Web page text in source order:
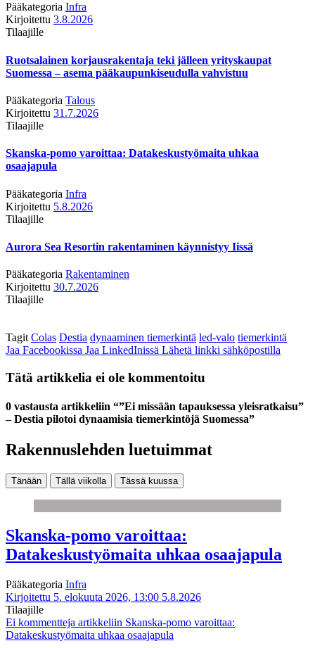
Pääkategoria Infra
Kirjoitettu 3.8.2026
Tilaajille
Ruotsalainen korjausrakentaja teki jälleen yrityskaupat
Suomessa – asema pääkaupunkiseudulla vahvistuu
Pääkategoria Talous
Kirjoitettu 31.7.2026
Tilaajille
Skanska-pomo varoittaa: Datakeskustyömaita uhkaa
osaajapula
Pääkategoria Infra
Kirjoitettu 5.8.2026
Tilaajille
Aurora Sea Resortin rakentaminen käynnistyy Iissä
Pääkategoria Rakentaminen
Kirjoitettu 30.7.2026
Tilaajille
Tagit Colas Destia dynaaminen tiemerkintä led-valo tiemerkintä
Jaa Facebookissa Jaa LinkedInissä Lähetä linkki sähköpostilla
Tätä artikkelia ei ole kommentoitu
0 vastausta artikkeliin “”Ei missään tapauksessa yleisratkaisu”
– Destia pilotoi dynaamisia tiemerkintöjä Suomessa”
Rakennuslehden luetuimmat
Tänään Tällä viikolla Tässä kuussa
Skanska-pomo varoittaa:
Datakeskustyömaita uhkaa osaajapula
Pääkategoria Infra
Kirjoitettu 5. elokuuta 2026, 13:00 5.8.2026
Tilaajille
Ei kommentteja artikkeliin Skanska-pomo varoittaa:
Datakeskustyömaita uhkaa osaajapula